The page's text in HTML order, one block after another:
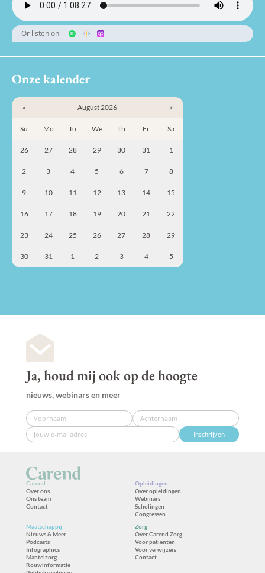
Or listen on
Onze kalender
« August 2026 »
Su Mo Tu We Th Fr Sa
26 27 28 29 30 31 1
2 3 4 5 6 7 8
9 10 11 12 13 14 15
16 17 18 19 20 21 22
23 24 25 26 27 28 29
30 31 1 2 3 4 5
Ja, houd mij ook op de hoogte
nieuws, webinars en meer
Inschrijven
Carend
Over ons
Ons team
Contact
Opleidingen
Over opleidingen
Webinars
Scholingen
Congressen
Maatschappij
Nieuws & Meer
Podcasts
Infographics
Mantelzorg
Rouwinformatie
Zorg
Over Carend Zorg
Voor patiënten
Voor verwijzers
Contact